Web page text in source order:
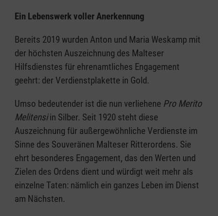
Ein Lebenswerk voller Anerkennung
Bereits 2019 wurden Anton und Maria Weskamp mit
der höchsten Auszeichnung des Malteser
Hilfsdienstes für ehrenamtliches Engagement
geehrt: der Verdienstplakette in Gold.
Umso bedeutender ist die nun verliehene Pro Merito
Melitensiin Silber. Seit 1920 steht diese
Auszeichnung für außergewöhnliche Verdienste im
Sinne des Souveränen Malteser Ritterordens. Sie
ehrt besonderes Engagement, das den Werten und
Zielen des Ordens dient und würdigt weit mehr als
einzelne Taten: nämlich ein ganzes Leben im Dienst
am Nächsten.